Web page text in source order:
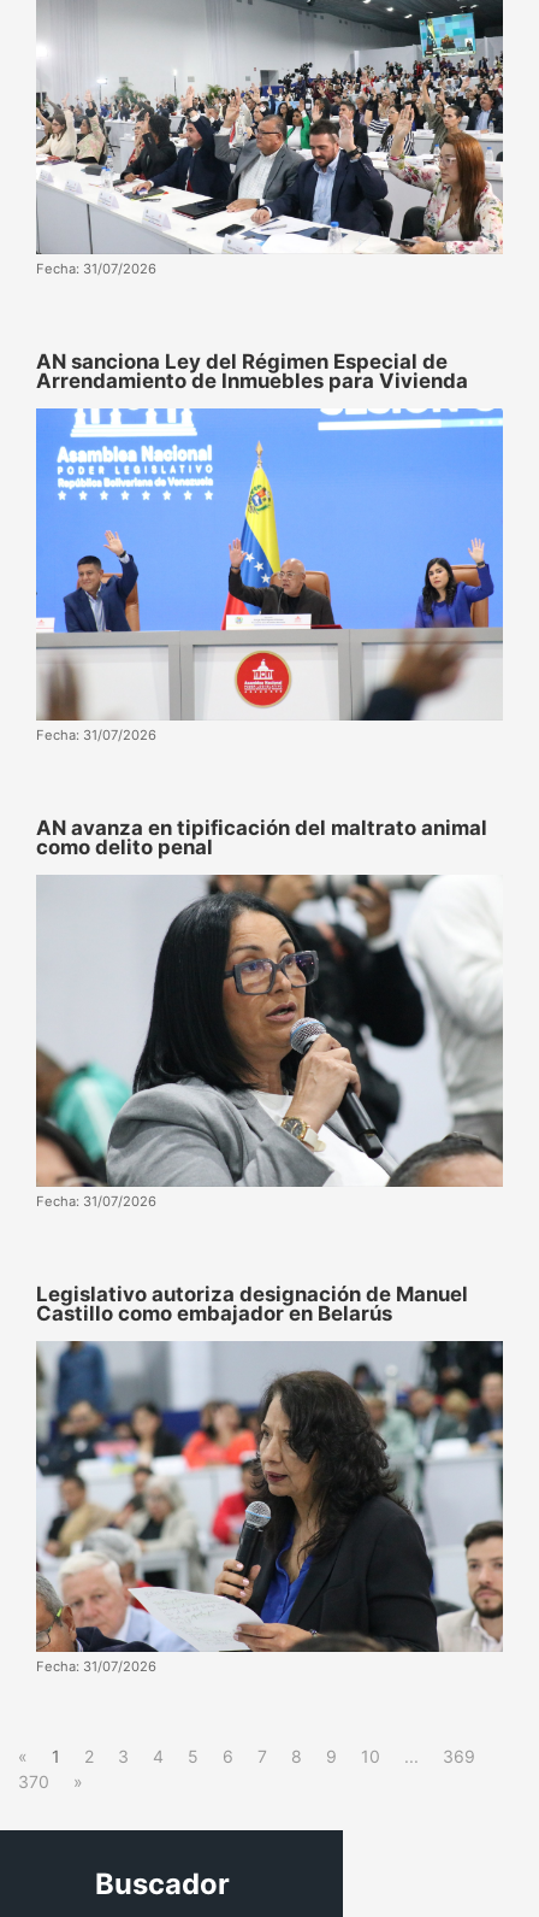
Fecha: 31/07/2026
AN sanciona Ley del Régimen Especial de
Arrendamiento de Inmuebles para Vivienda
Fecha: 31/07/2026
AN avanza en tipificación del maltrato animal
como delito penal
Fecha: 31/07/2026
‌‎Legislativo autoriza designación de Manuel
Castillo como embajador en Belarús
Fecha: 31/07/2026
« 1 2 3 4 5 6 7 8 9 10 ...
369
370
»
Buscador